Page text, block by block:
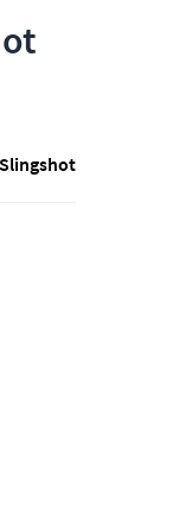
Slingshot